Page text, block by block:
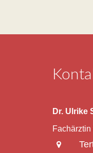
Dr. Ulrike